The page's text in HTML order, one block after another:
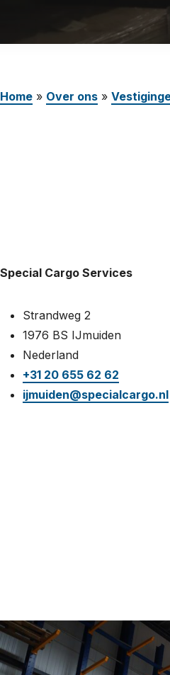
Home » Over ons »
Special Cargo Services
Strandweg 2
1976 BS IJmuiden
Nederland
+31 20 655 62 62
ijmuiden@specialcargo.nl
Werken bij
United